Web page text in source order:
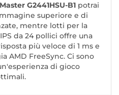
G2441HSU-B1 potrai
superiore e di
mentre lotti per la
da 24 pollici offre una
più veloce di 1 ms e
AMD FreeSync. Ci sono
di gioco